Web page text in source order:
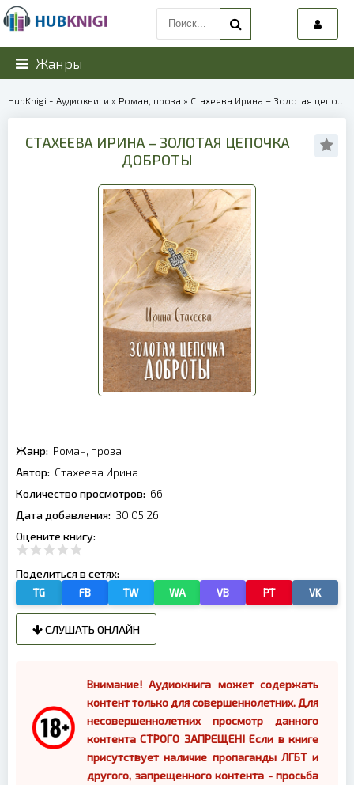
Жанры
HubKnigi - Аудиокниги » Роман, проза » Стахеева Ирина – Золотая цепочка доброты | 40088
СТАХЕЕВА ИРИНА – ЗОЛОТАЯ ЦЕПОЧКА
ДОБРОТЫ
Жанр: Роман, проза
Автор: Стахеева Ирина
Количество просмотров: 66
Дата добавления: 30.05.26
Оцените книгу:
Поделиться в сетях:
TG FB TW WA VB PT VK
СЛУШАТЬ ОНЛАЙН
Внимание! Аудиокнига может содержать
контент только для совершеннолетних. Для
несовершеннолетних просмотр данного
контента СТРОГО ЗАПРЕЩЕН! Если в книге
присутствует наличие пропаганды ЛГБТ и
другого, запрещенного контента - просьба